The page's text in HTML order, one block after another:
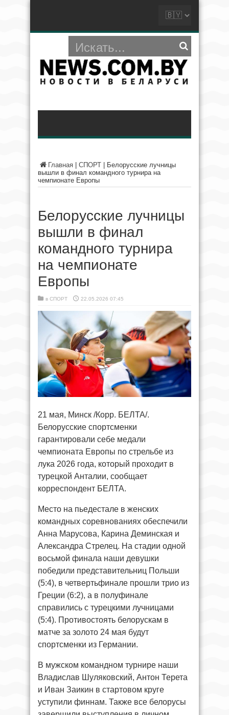
Главная СПОРТ
Белорусские лучницы
вышли в финал командного турнира на
чемпионате Европы
Белорусские лучницы
вышли в финал
командного турнира
на чемпионате
Европы
в СПОРТ 22.05.2026 07:45
21 мая, Минск /Корр. БЕЛТА/.
Белорусские спортсменки
гарантировали себе медали
чемпионата Европы по стрельбе из
лука 2026 года, который проходит в
турецкой Анталии, сообщает
корреспондент БЕЛТА.
Место на пьедестале в женских
командных соревнованиях обеспечили
Анна Марусова, Карина Деминская и
Александра Стрелец. На стадии одной
восьмой финала наши девушки
победили представительниц Польши
(5:4), в четвертьфинале прошли трио из
Греции (6:2), а в полуфинале
справились с турецкими лучницами
(5:4). Противостоять белорускам в
матче за золото 24 мая будут
спортсменки из Германии.
В мужском командном турнире наши
Владислав Шуляковский, Антон Терета
и Иван Заикин в стартовом круге
уступили финнам. Также все белорусы